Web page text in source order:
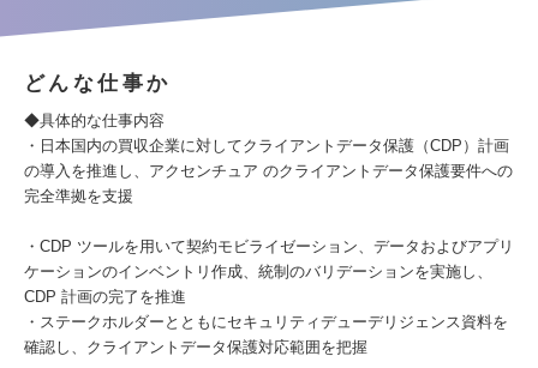
どんな仕事か
◆具体的な仕事内容
・日本国内の買収企業に対してクライアントデータ保護（CDP）計画
の導入を推進し、アクセンチュア のクライアントデータ保護要件への
完全準拠を支援
・CDP ツールを用いて契約モビライゼーション、データおよびアプリ
ケーションのインベントリ作成、統制のバリデーションを実施し、
CDP 計画の完了を推進
・ステークホルダーとともにセキュリティデューデリジェンス資料を
確認し、クライアントデータ保護対応範囲を把握